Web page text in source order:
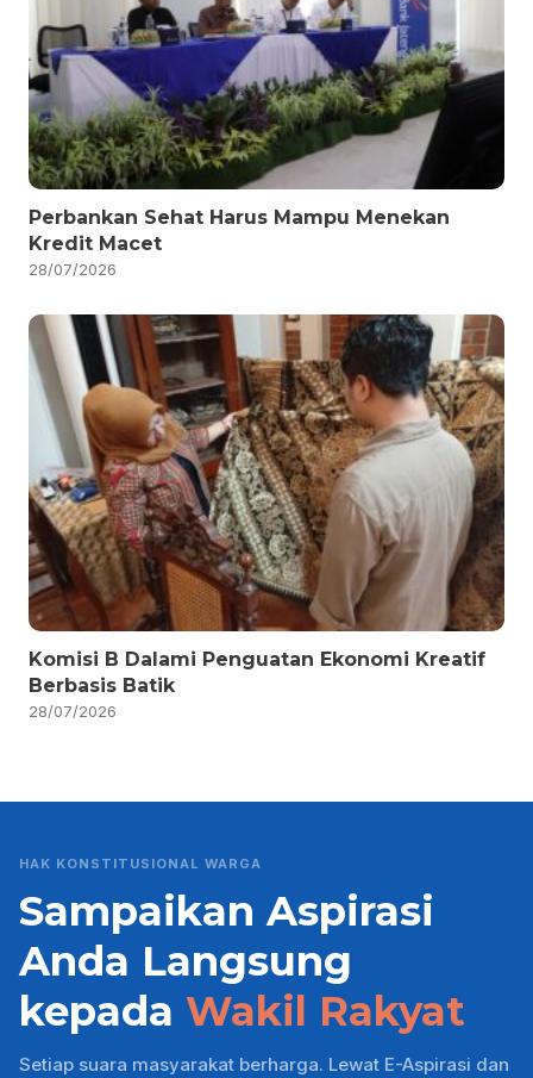
Perbankan Sehat Harus Mampu Menekan
Kredit Macet
28/07/2026
Komisi B Dalami Penguatan Ekonomi Kreatif
Berbasis Batik
28/07/2026
HAK KONSTITUSIONAL WARGA
Sampaikan Aspirasi
Anda Langsung
kepada Wakil Rakyat
Setiap suara masyarakat berharga. Lewat E-Aspirasi dan